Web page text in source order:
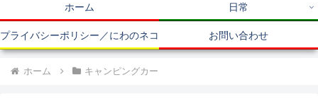
ホーム 日常
プライバシーポリシー／にわのネコ お問い合わせ
ホーム キャンピングカー